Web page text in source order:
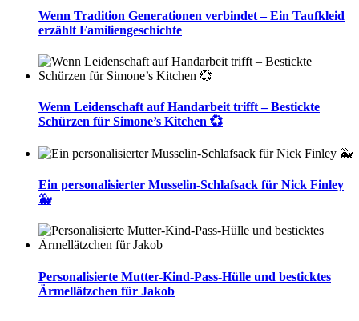
Wenn Tradition Generationen verbindet – Ein Taufkleid
erzählt Familiengeschichte
Wenn Leidenschaft auf Handarbeit trifft – Bestickte
Schürzen für Simone’s Kitchen 💞
Ein personalisierter Musselin-Schlafsack für Nick Finley
🐳
Personalisierte Mutter-Kind-Pass-Hülle und besticktes
Ärmellätzchen für Jakob